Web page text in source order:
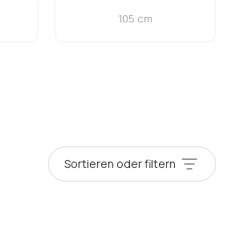
105 cm
Sortieren oder filtern